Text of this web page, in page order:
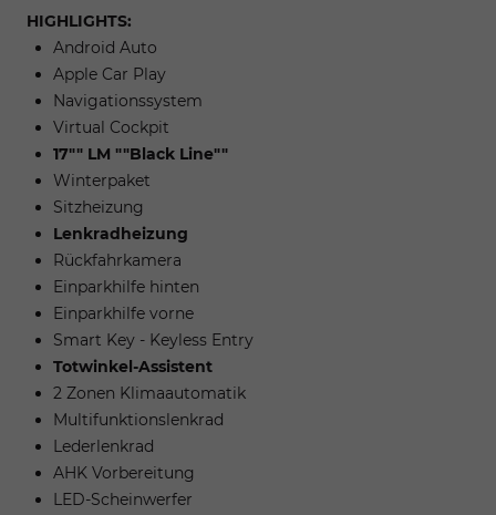
HIGHLIGHTS:
Android Auto
Apple Car Play
Navigationssystem
Virtual Cockpit
17"" LM ""Black Line""
Winterpaket
Sitzheizung
Lenkradheizung
Rückfahrkamera
Einparkhilfe hinten
Einparkhilfe vorne
Smart Key - Keyless Entry
Totwinkel-Assistent
2 Zonen Klimaautomatik
Multifunktionslenkrad
Lederlenkrad
AHK Vorbereitung
LED-Scheinwerfer